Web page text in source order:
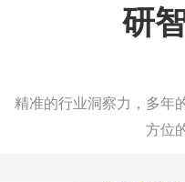
精准的行业洞察力，多年
方位
研